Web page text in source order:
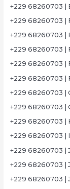
+229 68260703 |
+229 68260703 |
+229 68260703 |
+229 68260703 |
+229 68260703 |
+229 68260703 |
+229 68260703 |
+229 68260703 |
+229 68260703 |
+229 68260703 |
+229 68260703 |
+229 68260703 |
+229 68260703 |